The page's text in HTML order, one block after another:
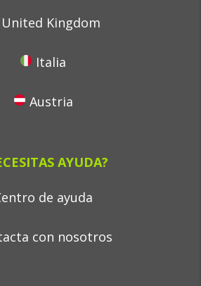
United Kingdom
Italia
Austria
AYUDA?
de ayuda
con nosotros